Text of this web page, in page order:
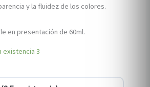
y la fluidez de los colores.
en presentación de 60ml.
existencia 3